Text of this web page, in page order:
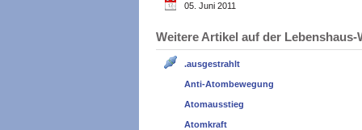
05. Juni 2011
Weitere Artikel auf der
.ausgestrahlt
Anti-Atombewegung
Atomausstieg
Atomkraft